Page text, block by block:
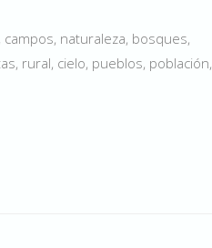
naturaleza, bosques,
rural, cielo, pueblos, población,